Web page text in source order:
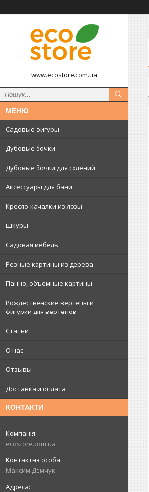
www.ecostore.com.ua
Садовые фигуры
Дубовые бочки
Дубовые бочки для солений
Аксессуары для бани
Кресло-качалки из лозы
Шкуры
Садовая мебель
Резные картины из дерева
Панно, объемные картины
Рождественские вертепы и
фигурки для вертепов
Статьи
О нас
Отзывы
Доставка и оплата
КОНТАКТИ
ecostore.com.ua
Максим Демчук